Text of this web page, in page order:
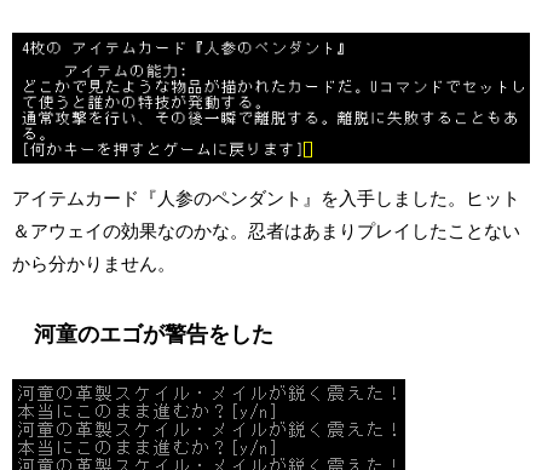
アイテムカード『人参のペンダント』を入手しました。ヒット
＆アウェイの効果なのかな。忍者はあまりプレイしたことない
から分かりません。
河童のエゴが警告をした